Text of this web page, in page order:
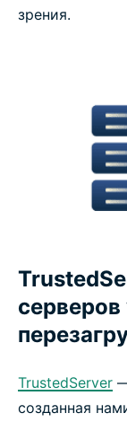
зрения.
TrustedServer
созданная